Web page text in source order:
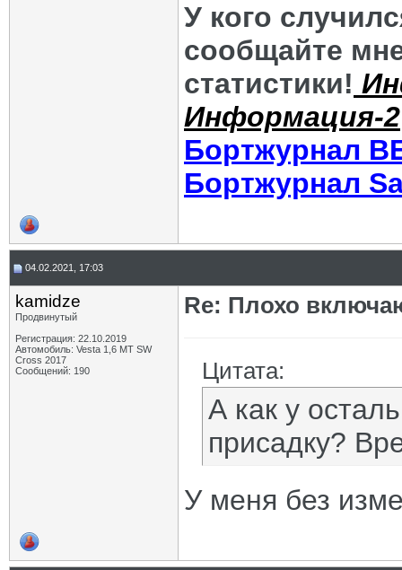
У кого
сообщайте
статистики!
Информация-2
Бортжурнал
Бортжурнал
04.02.2021, 17:03
kamidze
Продвинутый
Регистрация: 22.10.2019
Автомобиль: Vesta 1,6 MT SW
Cross 2017
Сообщений: 190
Re: Плохо
Цитата:
А как у
присадку?
У меня без